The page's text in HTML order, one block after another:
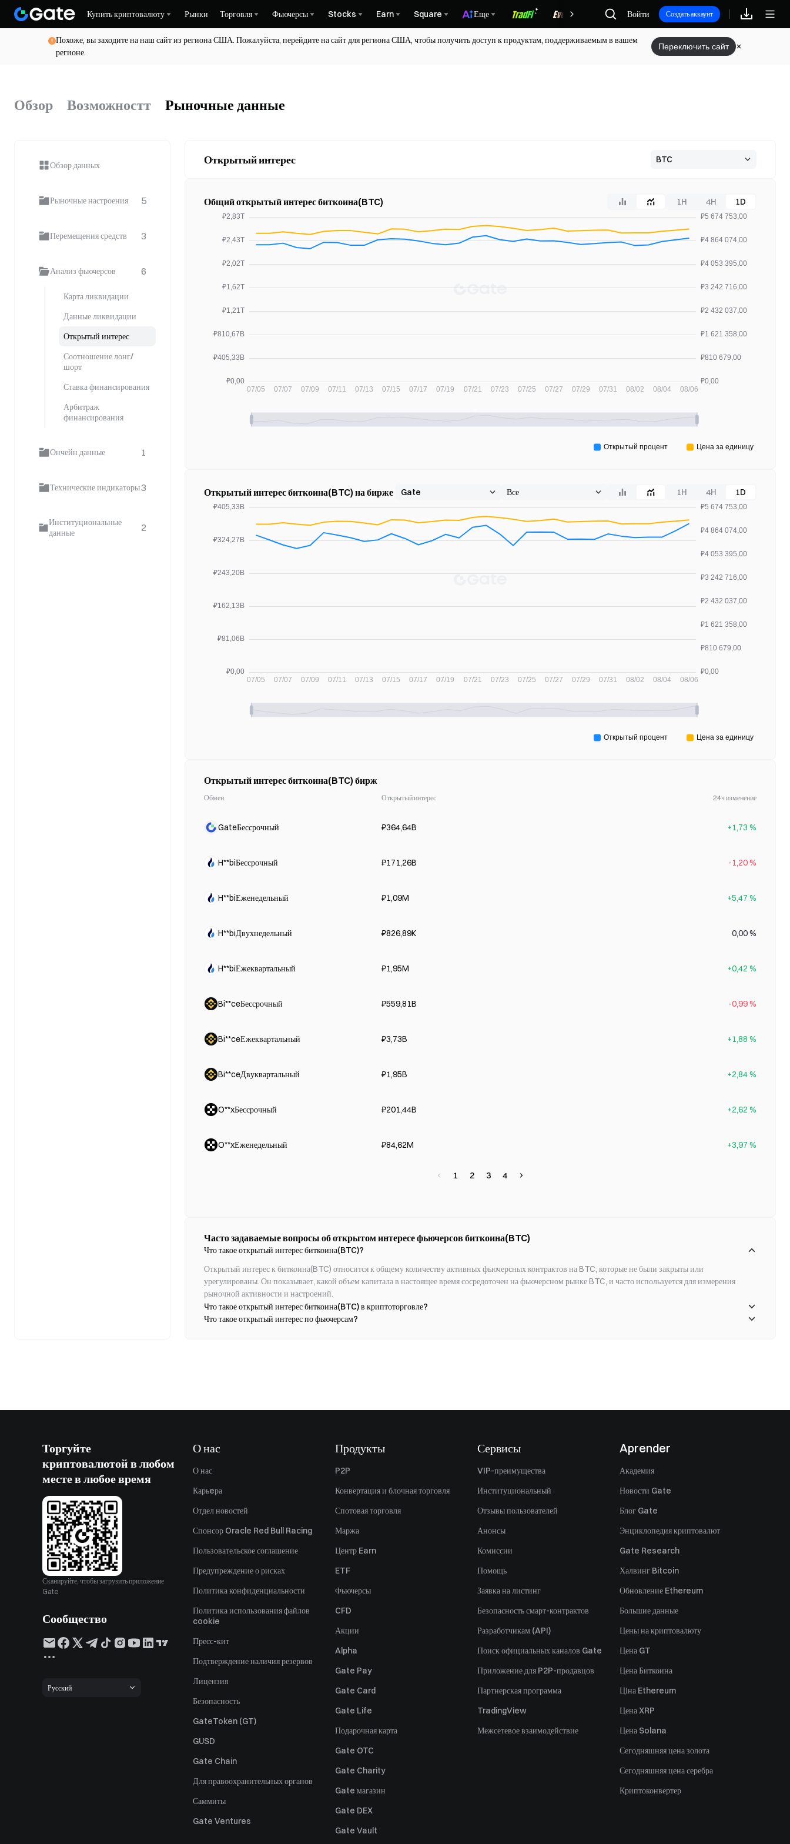
Купить криптовалюту Рынки Торговля Фьючерсы Stocks Earn Square Еще Награды Войти Создать аккаунт
Похоже, вы заходите на наш сайт из региона США. Пожалуйста, перейдите на сайт для региона США, чтобы получить доступ к продуктам, поддерживаемым в вашем
регионе.
Переключить сайт
Обзор Возможностт Рыночные данные
Обзор данных
Рыночные настроения 5
Перемещения средств 3
Анализ фьючерсов 6
Карта ликвидации
Данные ликвидации
Открытый интерес
Соотношение лонг/
шорт
Ставка финансирования
Арбитраж
финансирования
Ончейн данные 1
Технические индикаторы3
Институциональные
данные
2
Открытый интерес
Общий открытый интерес биткоина(BTC) 1H 4H 1D
Открытый интерес биткоина(BTC) на бирже 1H 4H 1D
Открытый интерес биткоина(BTC) бирж
Обмен Открытый интерес 24ч изменение
GateБессрочный ₽364,64B +1,73 %
H**biБессрочный ₽171,26B -1,20 %
H**biЕженедельный ₽1,09M +5,47 %
H**biДвухнедельный ₽826,89K 0,00 %
H**biЕжеквартальный ₽1,95M +0,42 %
Bi**ceБессрочный ₽559,81B -0,99 %
Bi**ceЕжеквартальный ₽3,73B +1,88 %
Bi**ceДвуквартальный ₽1,95B +2,84 %
O**xБессрочный ₽201,44B +2,62 %
O**xЕженедельный ₽84,62M +3,97 %
1 2 3 4
Часто задаваемые вопросы об открытом интересе фьючерсов биткоина(BTC)
Что такое открытый интерес биткоина(BTC)?
Открытый интерес к биткоина(BTC) относится к общему количеству активных фьючерсных контрактов на BTC, которые не были закрыты или
урегулированы. Он показывает, какой объем капитала в настоящее время сосредоточен на фьючерсном рынке BTC, и часто используется для измерения
рыночной активности и настроений.
Что такое открытый интерес биткоина(BTC) в криптоторговле?
Что такое открытый интерес по фьючерсам?
Торгуйте
криптовалютой в любом
месте в любое время
Сканируйте, чтобы загрузить приложение
Gate
Сообщество
Русский
О нас
О нас
Карьeра
Отдел новостей
Спонсор Oracle Red Bull Racing
Пользовательское соглашение
Предупреждение о рисках
Политика конфиденциальности
Политика использования файлов
cookie
Пресс-кит
Подтверждение наличия резервов
Лицензия
Безопасность
GateToken (GT)
GUSD
Gate Chain
Для правоохранительных органов
Саммиты
Gate Ventures
Продукты
P2P
Конвертация и блочная торговля
Спотовая торговля
Маржа
Центр Earn
ETF
Фьючерсы
CFD
Акции
Alpha
Gate Pay
Gate Card
Gate Life
Подарочная карта
Gate OTC
Gate Charity
Gate магазин
Gate DEX
Gate Vault
Сервисы
VIP-преимущества
Институциональный
Отзывы пользователей
Анонсы
Комиссии
Помощь
Заявка на листинг
Безопасность смарт-контрактов
Разработчикам (API)
Поиск официальных каналов Gate
Приложение для P2P-продавцов
Партнерская программа
TradingView
Межсетевое взаимодействие
Aprender
Академия
Новости Gate
Блог Gate
Энциклопедия криптовалют
Gate Research
Халвинг Bitcoin
Обновление Ethereum
Большие данные
Цены на криптовалюту
Цена GT
Цена Биткоина
Ціна Ethereum
Цена XRP
Цена Solana
Сегодняшняя цена золота
Сегодняшняя цена серебра
Криптоконвертер